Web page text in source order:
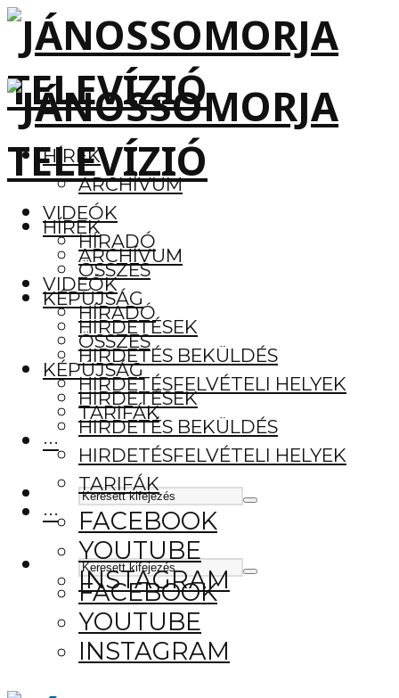
HÍREK
ARCHÍVUM
VIDEÓK
HÍRADÓ
ÖSSZES
KÉPÚJSÁG
HIRDETÉSEK
HIRDETÉS BEKÜLDÉS
HIRDETÉSFELVÉTELI HELYEK
TARIFÁK
···
FACEBOOK
YOUTUBE
INSTAGRAM
HÍREK
ARCHÍVUM
VIDEÓK
HÍRADÓ
ÖSSZES
KÉPÚJSÁG
HIRDETÉSEK
HIRDETÉS BEKÜLDÉS
HIRDETÉSFELVÉTELI HELYEK
TARIFÁK
···
FACEBOOK
YOUTUBE
INSTAGRAM